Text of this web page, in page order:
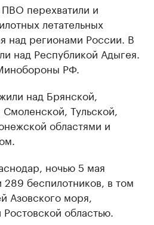
перехватили и
летательных
над регионами России. В
над Республикой Адыгея.
РФ.
над Брянской,
Тульской,
областями и
ночью 5 мая
беспилотников, в том
Азовского моря,
областью.